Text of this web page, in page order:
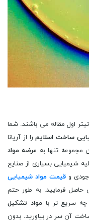
اول مقاله می باشند. شما
ساخت اسلایمرا از آریانا
مجموعه تنها به عرضه مواد
شیمیایی بسیاری از صنایع
وقیمت مواد شیمیایی
فرمایید. به طور حتم
چه سریع تر با مواد تشکیل
آن سر در بیاورید. بدون